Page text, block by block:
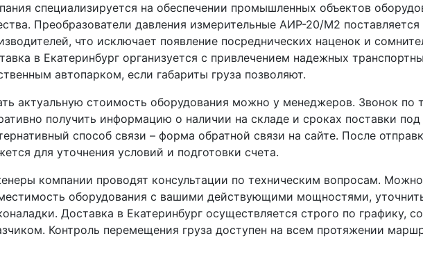
специализируется на обеспечении промышленных объектов
Преобразователи давления измерительные АИР-20/М2
что исключает появление посреднических наценок и
в Екатеринбург организуется с привлечением надежных
автопарком, если габариты груза позволяют.
актуальную стоимость оборудования можно у менеджеров. Звонок по
получить информацию о наличии на складе и сроках поставки под
способ связи – форма обратной связи на сайте. После
для уточнения условий и подготовки счета.
компании проводят консультации по техническим вопросам.
оборудования с вашими действующими мощностями,
Доставка в Екатеринбург осуществляется строго по графику,
Контроль перемещения груза доступен на всем протяжении